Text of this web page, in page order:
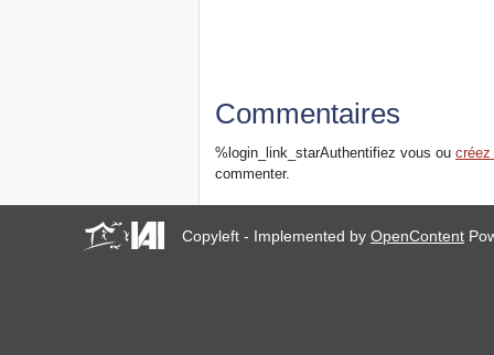
Commentaires
%login_link_starAuthentifiez vous oucréez
commenter.
Copyleft - Implemented byOpenContent